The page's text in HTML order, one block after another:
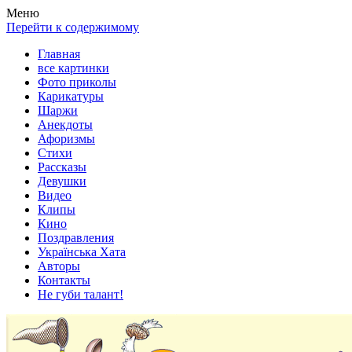
Весела хата — прикольные картинки, смешные истории, клипы!
Покажем всем ваши фото приколы, карикатуры, шаржи, стихи,
Меню
Перейти к содержимому
Главная
все картинки
Фото приколы
Карикатуры
Шаржи
Анекдоты
Афоризмы
Стихи
Рассказы
Девушки
Видео
Клипы
Кино
Поздравления
Українська Хата
Авторы
Контакты
Не губи талант!